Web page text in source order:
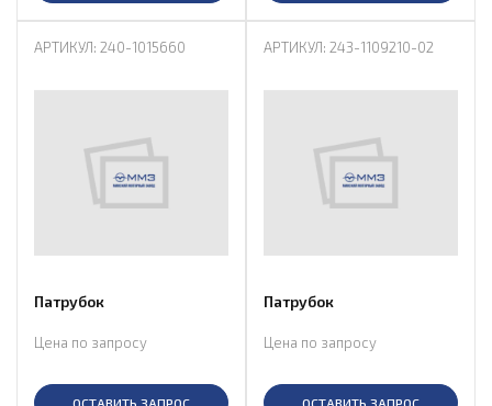
АРТИКУЛ: 240-1015660
Патрубок
Цена по запросу
ОСТАВИТЬ ЗАПРОС
АРТИКУЛ: 243-1109210-02
Патрубок
Цена по запросу
ОСТАВИТЬ ЗАПРОС